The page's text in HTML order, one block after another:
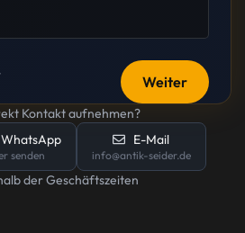
Weiter
Kontakt aufnehmen?
WhatsApp
senden
E-Mail
info@antik-seider.de
der Geschäftszeiten